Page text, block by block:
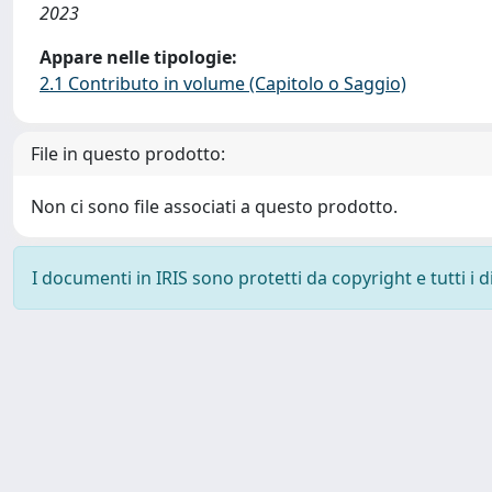
2023
Appare nelle tipologie:
2.1 Contributo in volume (Capitolo o Saggio)
File in questo prodotto:
Non ci sono file associati a questo prodotto.
I documenti in IRIS sono protetti da copyright e tutti i